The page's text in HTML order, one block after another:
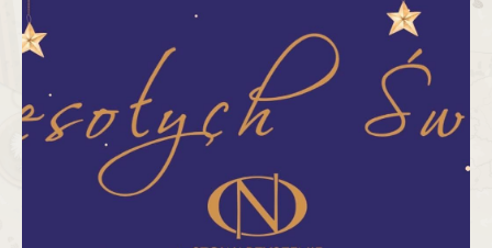
Narodzenia